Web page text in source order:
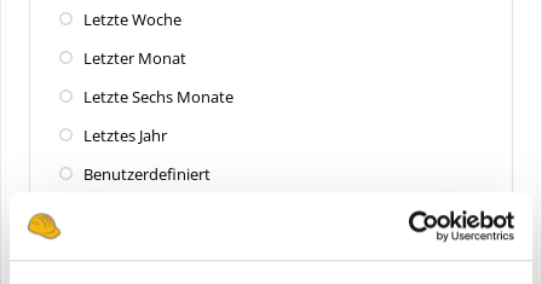
Letzte Woche
Letzter Monat
Letzte Sechs Monate
Letztes Jahr
Benutzerdefiniert
Zuletzt aktualisiert